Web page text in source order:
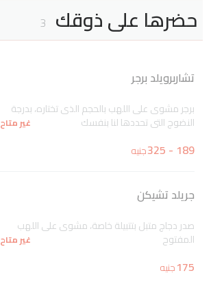
حضرها على ذوقك 3
تشاربرويلد برجر
برجر مشوى على اللهب بالحجم الذى تختاره، بدرجة
النضوج التى تحددها لنا بنفسك غير متاح
189 - 325 جنيه
جريلد تشيكن
صدر دجاج متبل بتتبيلة خاصة، مشوى على اللهب
المفتوح غير متاح
175جنيه